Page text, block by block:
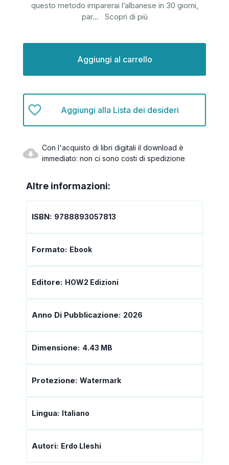
questo metodo imparerai l’albanese in 30 giorni,
par... Scopri di più
Aggiungi alla Lista dei desideri
Con l'acquisto di libri digitali il download è
immediato: non ci sono costi di spedizione
Altre informazioni:
ISBN: 9788893057813
Formato: Ebook
Editore: HOW2 Edizioni
Anno Di Pubblicazione: 2026
Dimensione: 4.43 MB
Protezione: Watermark
Lingua: Italiano
Autori: Erdo Lleshi